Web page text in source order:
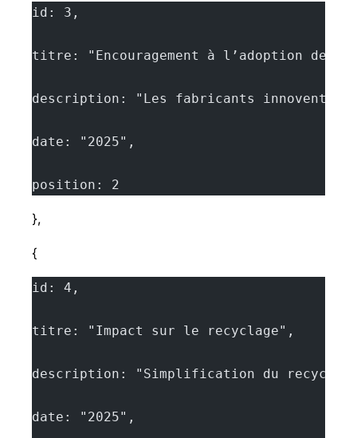
id: 3,
titre: "Encouragement à l’adoption de
description: "Les fabricants innovent
date: "2025",
position: 2
},
{
id: 4,
titre: "Impact sur le recyclage",
description: "Simplification du
date: "2025",